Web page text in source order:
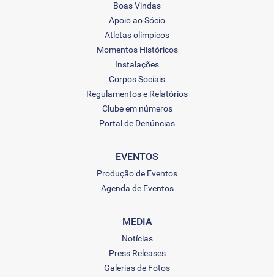
Boas Vindas
Apoio ao Sócio
Atletas olímpicos
Momentos Históricos
Instalações
Corpos Sociais
Regulamentos e Relatórios
Clube em números
Portal de Denúncias
EVENTOS
Produção de Eventos
Agenda de Eventos
MEDIA
Notícias
Press Releases
Galerias de Fotos